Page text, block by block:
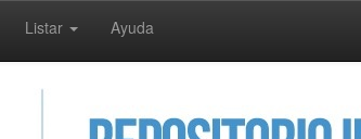
Listar Ayuda